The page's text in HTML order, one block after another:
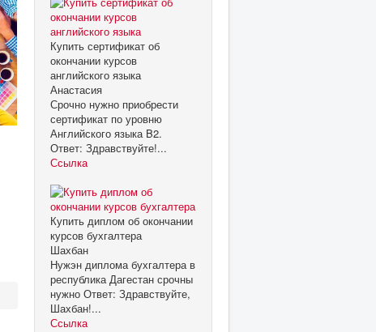
Купить сертификат об
окончании курсов
английского языка
Анастасия
Срочно нужно приобрести
сертификат по уровню
Английского языка B2.
Ответ: Здравствуйте!...
Ссылка
Купить диплом об окончании
курсов бухгалтера
Шахбан
Нужэн диплома бухгалтера в
республика Дагестан срочны
нужно Ответ: Здравствуйте,
Шахбан!...
Ссылка